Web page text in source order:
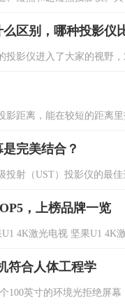
区别，哪种投影仪
投影仪进入了大家的视野
影距离，能在较短的距离
完美结合？
投射（UST）投影仪的最
，上榜品牌一览
4K激光电视 坚果U1 4K
符合人体工程学
100英寸的环境光拒绝屏